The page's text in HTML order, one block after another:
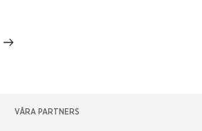
VÅRA PARTNERS